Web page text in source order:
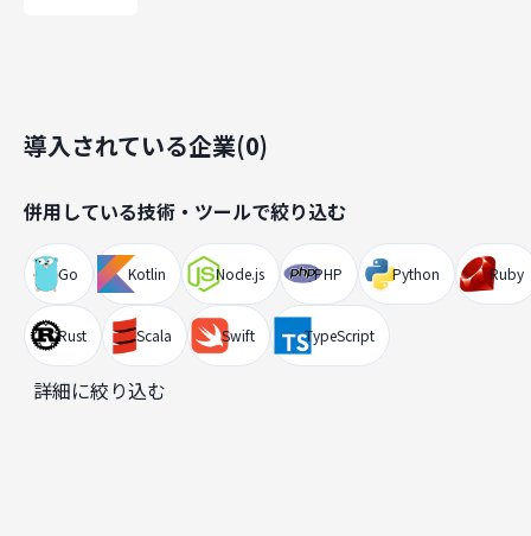
導入されている企業(0)
併用している技術・ツールで絞り込む
Go Kotlin Node.js PHP Python Ruby
Rust Scala Swift TypeScript
詳細に絞り込む